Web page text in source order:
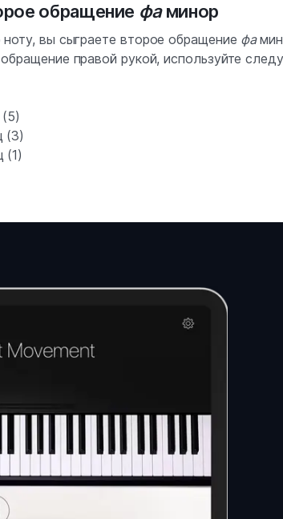
обращение фаминор
вы сыграете второе обращение фа
правой рукой, используйте
(3)
(1)